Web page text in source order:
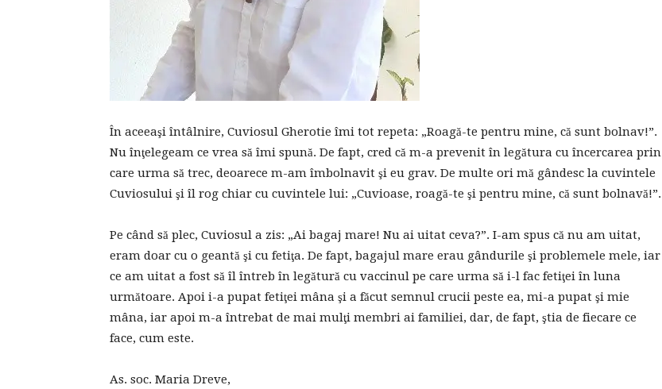
În aceeaşi întâlnire, Cuviosul Gherotie îmi tot repeta: „Roagă-te pentru mine, că sunt bolnav!”.
Nu înţelegeam ce vrea să îmi spună. De fapt, cred că m-a prevenit în legătura cu încercarea prin
care urma să trec, deoarece m-am îmbolnavit şi eu grav. De multe ori mă gândesc la cuvintele
Cuviosului şi îl rog chiar cu cuvintele lui: „Cuvioase, roagă-te şi pentru mine, că sunt bolnavă!”.
Pe când să plec, Cuviosul a zis: „Ai bagaj mare! Nu ai uitat ceva?”. I-am spus că nu am uitat,
eram doar cu o geantă şi cu fetiţa. De fapt, bagajul mare erau gândurile şi problemele mele, iar
ce am uitat a fost să îl întreb în legătură cu vaccinul pe care urma să i-l fac fetiţei în luna
următoare. Apoi i-a pupat fetiţei mâna şi a făcut semnul crucii peste ea, mi-a pupat şi mie
mâna, iar apoi m-a întrebat de mai mulţi membri ai familiei, dar, de fapt, ştia de fiecare ce
face, cum este.
As. soc. Maria Dreve,